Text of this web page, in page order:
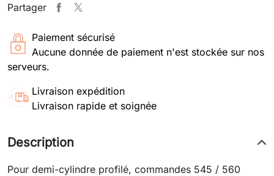
Partager
Paiement sécurisé
Aucune donnée de paiement n'est stockée sur nos
serveurs.
Livraison expédition
Livraison rapide et soignée
Description
Pour demi-cylindre profilé, commandes 545 / 560